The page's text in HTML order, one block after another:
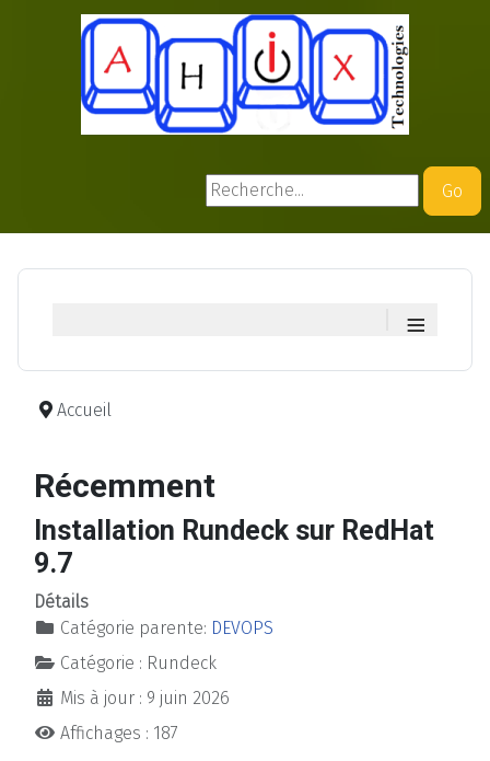
Rechercher
Go
≡
Accueil
Récemment
Installation Rundeck sur RedHat
9.7
Détails
Catégorie parente: DEVOPS
Catégorie : Rundeck
Mis à jour : 9 juin 2026
Affichages : 187